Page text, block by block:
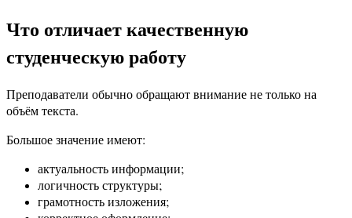
Что отличает качественную
студенческую работу
Преподаватели обычно обращают внимание не только на
объём текста.
Большое значение имеют:
актуальность информации;
логичность структуры;
грамотность изложения;